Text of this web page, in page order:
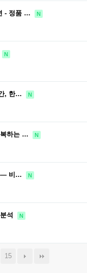
- 정품 … N
N
, 한… N
복하는 … N
— 비… N
석 N
15